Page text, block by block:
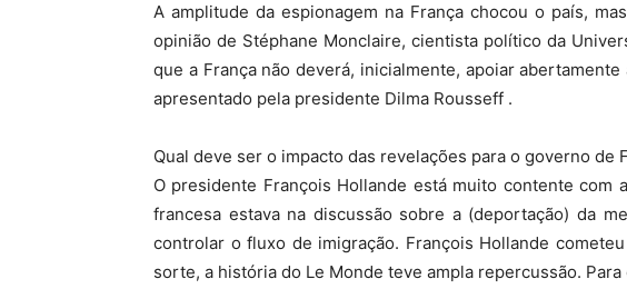
A amplitude da espionagem na França chocou o país,
opinião de Stéphane Monclaire, cientista político da
que a França não deverá, inicialmente, apoiar
apresentado pela presidente Dilma Rousseff .
Qual deve ser o impacto das revelações para o governo de
O presidente François Hollande está muito contente
francesa estava na discussão sobre a (deportação) da
controlar o fluxo de imigração. François Hollande
sorte, a história do Le Monde teve ampla repercussão.